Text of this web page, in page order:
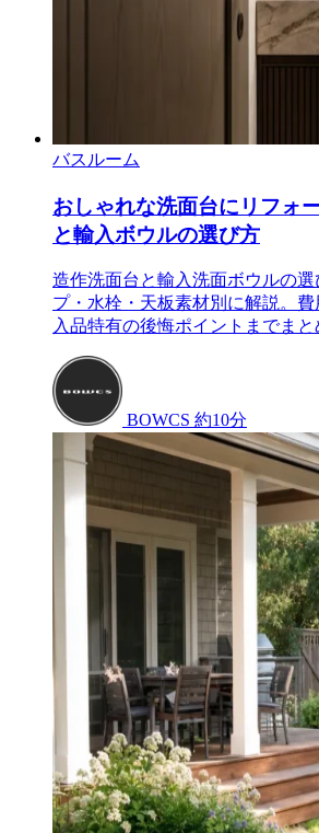
バスルーム
おしゃれな洗面台にリフォ
と輸入ボウルの選び方
造作洗面台と輸入洗面ボウルの選
プ・水栓・天板素材別に解説。
入品特有の後悔ポイントまでまと
BOWCS 約10分